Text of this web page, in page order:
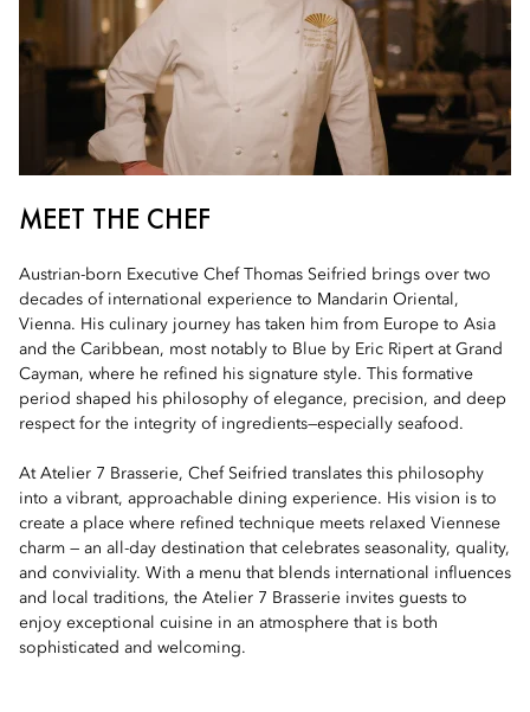
MEET THE CHEF
Austrian-born Executive Chef Thomas Seifried brings over two
decades of international experience to Mandarin Oriental,
Vienna. His culinary journey has taken him from Europe to Asia
and the Caribbean, most notably to Blue by Eric Ripert at Grand
Cayman, where he refined his signature style. This formative
period shaped his philosophy of elegance, precision, and deep
respect for the integrity of ingredients—especially seafood.
At Atelier 7 Brasserie, Chef Seifried translates this philosophy
into a vibrant, approachable dining experience. His vision is to
create a place where refined technique meets relaxed Viennese
charm — an all-day destination that celebrates seasonality, quality,
and conviviality. With a menu that blends international influences
and local traditions, the Atelier 7 Brasserie invites guests to
enjoy exceptional cuisine in an atmosphere that is both
sophisticated and welcoming.